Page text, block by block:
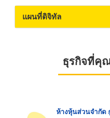
แผนที่ดิจิทัล
ธุรกิจที่คุ
ห้างหุ้นส่วนจำกัด